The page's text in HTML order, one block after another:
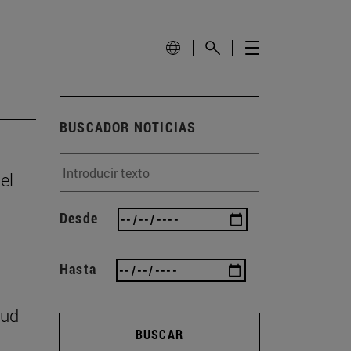
BUSCADOR NOTICIAS
Desde
Hasta
BUSCAR